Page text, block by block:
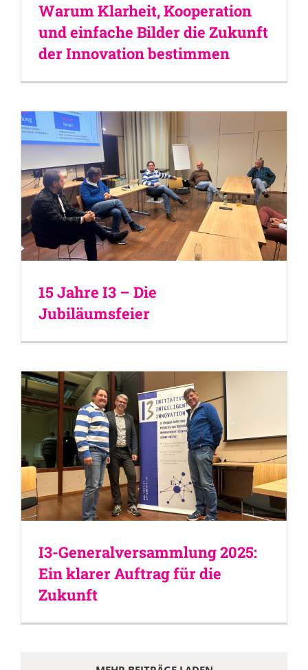
Warum Klarheit, Kooperation
und einfache Bilder die Zukunft
der Innovation bestimmen
15 Jahre I3 – Die
Jubiläumsfeier
I3-Generalversammlung 2025:
Ein klarer Auftrag für die
Zukunft